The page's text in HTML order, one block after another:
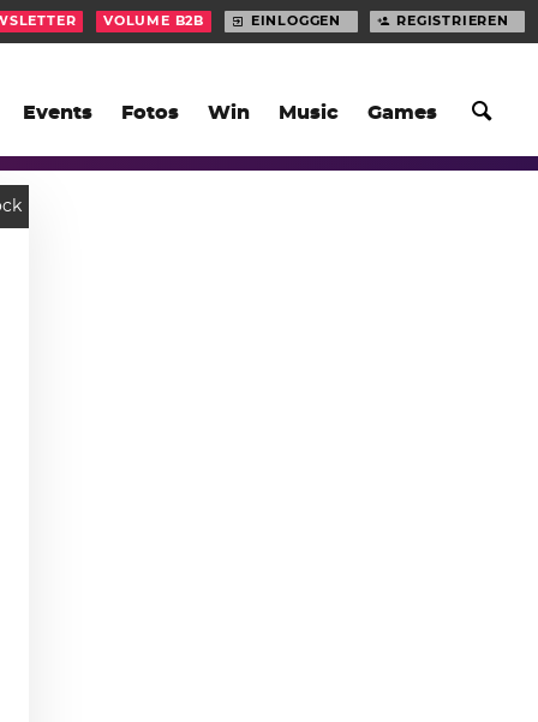
Events Fotos Win Music Games
VOLUME B2B EINLOGGEN REGISTRIEREN